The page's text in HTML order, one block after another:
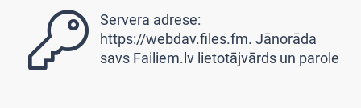
Servera adrese:
https://webdav.files.fm. Jānorāda
savs Failiem.lv lietotājvārds un parole